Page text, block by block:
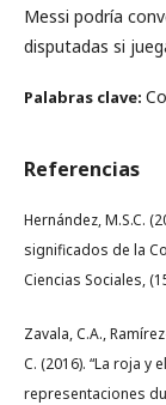
Messi podría
disputadas si
Palabras clave:
Referencias
Hernández, M.S.C.
significados de la
Ciencias Sociales,
Zavala, C.A.,
C. (2016). “La roja
representaciones